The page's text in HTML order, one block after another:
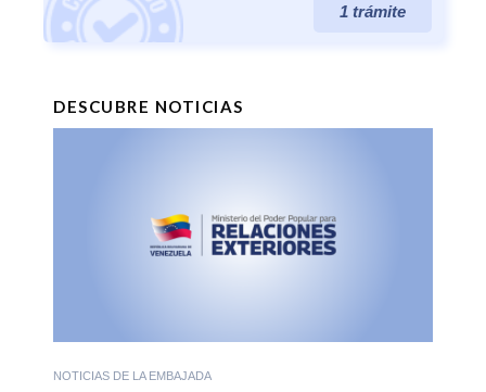
1 trámite
DESCUBRE NOTICIAS
NOTICIAS DE LA EMBAJADA